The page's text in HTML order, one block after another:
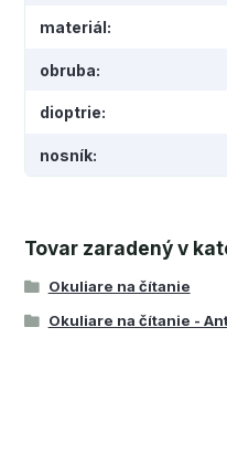
materiál
obruba
dioptrie
nosník
Tovar zaradený v
Okuliare na čítanie
Okuliare na čítanie -